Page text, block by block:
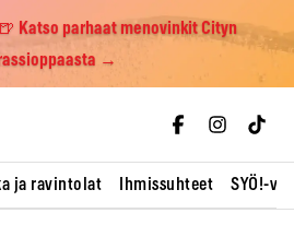
Katso parhaat menovinkit Cityn
→
ja ravintolat Ihmissuhteet SYÖ!-